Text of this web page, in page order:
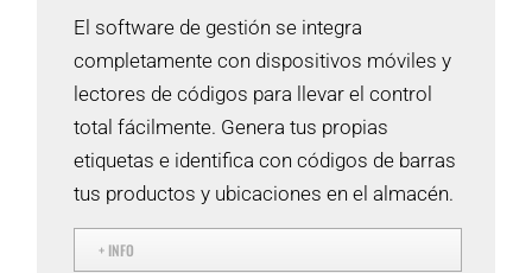
El software de gestión se integra
completamente con dispositivos móviles y
lectores de códigos para llevar el control
total fácilmente. Genera tus propias
etiquetas e identifica con códigos de barras
tus productos y ubicaciones en el almacén.
+ INFO